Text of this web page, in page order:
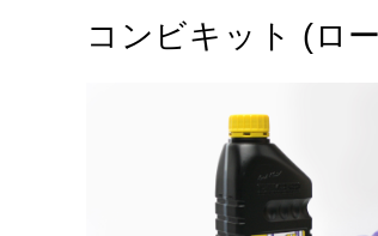
コンビキット (ロ